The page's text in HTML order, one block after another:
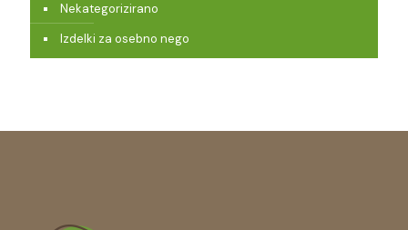
Nekategorizirano
Izdelki za osebno nego